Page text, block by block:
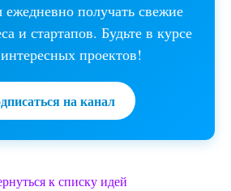
ежедневно получать свежие
и стартапов. Будьте в курсе
проектов!
на канал
к списку идей